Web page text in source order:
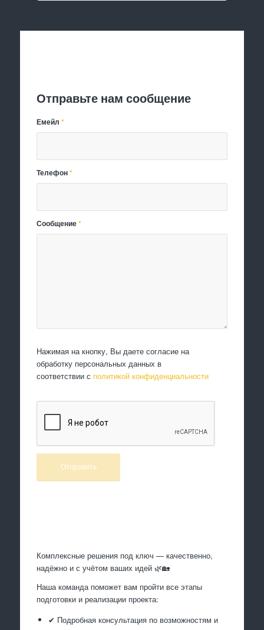
Отправьте нам сообщение
Емейл*
Телефон*
Сообщение*
Нажимая на кнопку, Вы даете согласие на
обработку персональных данных в
соответствии с политикой конфиденциальности
Комплексные решения под ключ — качественно,
надёжно и с учётом ваших идей 🌿🏡
Наша команда поможет вам пройти все этапы
подготовки и реализации проекта:
✔ Подробная консультация по возможностям и